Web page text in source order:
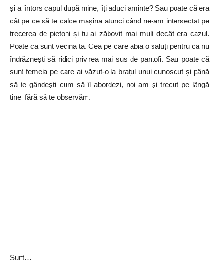
și ai întors capul după mine, îți aduci aminte? Sau poate că era
cât pe ce să te calce mașina atunci când ne-am intersectat pe
trecerea de pietoni și tu ai zăbovit mai mult decât era cazul.
Poate că sunt vecina ta. Cea pe care abia o saluți pentru că nu
îndrăznești să ridici privirea mai sus de pantofi. Sau poate că
sunt femeia pe care ai văzut-o la brațul unui cunoscut și până
să te gândești cum să îl abordezi, noi am și trecut pe lângă
tine, fără să te observăm.
Sunt…